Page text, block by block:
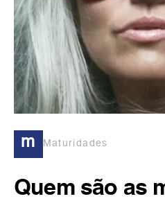
m Maturidades
Quem são as